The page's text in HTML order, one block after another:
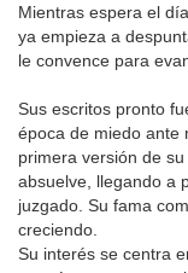
Mientras espera el
ya empieza a
le convence para
Sus escritos pronto
época de miedo ante
primera versión de
absuelve, llegando a
juzgado. Su fama
creciendo.
Su interés se centra